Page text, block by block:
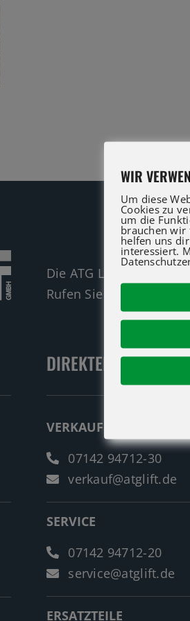
Die ATG LIFT Profis für
Rufen Sie an oder
DIREKTER-KONTAKT
VERKAUF
07142 94712-30
verkauf@atglift.de
SERVICE
07142 94712-20
service@atglift.de
ERSATZTEILE
WIR
Um diese
Cookies zu
um die
brauchen wir
helfen uns
interessiert.